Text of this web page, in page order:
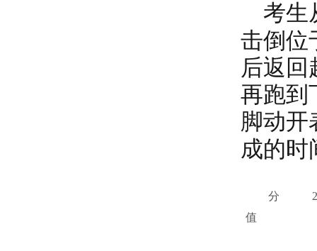
考生
击倒位
后返回
再跑到
脚动开
成的时
分
值